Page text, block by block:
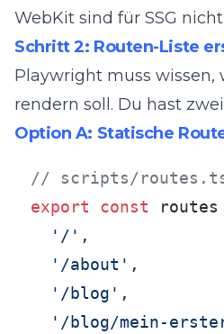
WebKit sind für SSG
Schritt 2: Routen-Liste
Playwright muss wissen,
rendern soll. Du hast
Option A: Statische
// scripts/
export
const
'/' ,
'/about' ,
'/blog' ,
'/blog/mein-